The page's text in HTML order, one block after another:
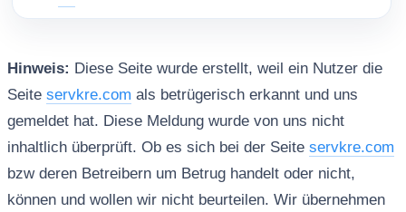
Hinweis: Diese Seite wurde erstellt, weil ein Nutzer die
Seite servkre.com als betrügerisch erkannt und uns
gemeldet hat. Diese Meldung wurde von uns nicht
inhaltlich überprüft. Ob es sich bei der Seite servkre.com
bzw deren Betreibern um Betrug handelt oder nicht,
können und wollen wir nicht beurteilen. Wir übernehmen